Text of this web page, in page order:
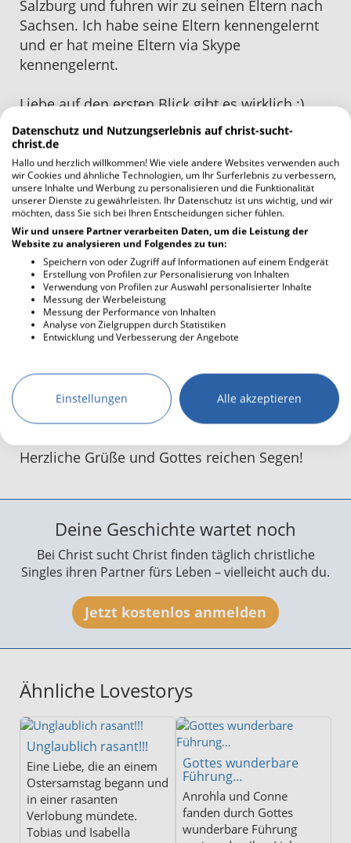
Salzburg und fuhren wir zu seinen Eltern nach
Sachsen. Ich habe seine Eltern kennengelernt
und er hat meine Eltern via Skype
kennengelernt.
Liebe auf den ersten Blick gibt es wirklich :)
und Gottes Wege sind gut!
Am 6. Dezember 2013 war unsere
standesamtliche Hochzeit in Korntal und am
21. Juni 2014 war unsere kirchliche Hochzeit in
Pretzschendorf. Wir müssen unsere Hochzeit
zwei Mal feiern damit meine Eltern von
Indonesien im Sommer mit uns in
Deutschland feiern dürfen (In Indonesien
haben wir kein Winter) Dann feierten wir
nochmal am 11. Juli 2015 unsere traditionelle
Hochzeit in Indonesien (die traditionelle
meine ganze Familie meinen Mann kennen)
Wir möchten uns für Euren Dienst bedanken.
Herzliche Grüße und Gottes reichen Segen!
Deine Geschichte wartet noch
Bei Christ sucht Christ finden täglich christliche
Singles ihren Partner fürs Leben – vielleicht auch du.
Jetzt kostenlos anmelden
Ähnliche Lovestorys
Unglaublich rasant!!!
Eine Liebe, die an einem
Ostersamstag begann und
in einer rasanten
Verlobung mündete.
Tobias und Isabella
Gottes wunderbare
Führung…
Anrohla und Conne
fanden durch Gottes
wunderbare Führung
Datenschutz und Nutzungserlebnis auf christ-sucht-
christ.de
Hallo und herzlich willkommen! Wie viele andere Websites verwenden auch
wir Cookies und ähnliche Technologien, um Ihr Surferlebnis zu verbessern,
unsere Inhalte und Werbung zu personalisieren und die Funktionalität
unserer Dienste zu gewährleisten. Ihr Datenschutz ist uns wichtig, und wir
möchten, dass Sie sich bei Ihren Entscheidungen sicher fühlen.
Wir und unsere Partner verarbeiten Daten, um die Leistung der
Website zu analysieren und Folgendes zu tun:
Speichern von oder Zugriff auf Informationen auf einem Endgerät
Erstellung von Profilen zur Personalisierung von Inhalten
Verwendung von Profilen zur Auswahl personalisierter Inhalte
Messung der Werbeleistung
Messung der Performance von Inhalten
Analyse von Zielgruppen durch Statistiken
Entwicklung und Verbesserung der Angebote
Einstellungen Alle akzeptieren